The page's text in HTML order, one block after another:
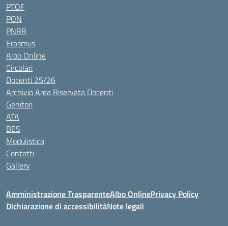
PTOF
PON
PNRR
Erasmus
Albo Online
Circolari
Docenti 25/26
Archivio Area Riservata Docenti
Genitori
ATA
BES
Modulistica
Contatti
Gallery
Amministrazione TrasparenteAlbo OnlinePrivacy Policy
Dichiarazione di accessibilitàNote legali